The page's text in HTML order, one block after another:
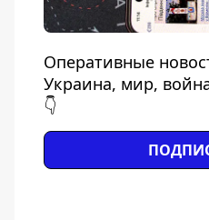
Оперативные
Украина, мир,
👇